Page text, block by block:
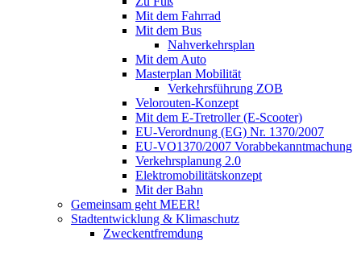
Mit dem Fahrrad
Mit dem Bus
Nahverkehrsplan
Mit dem Auto
Masterplan Mobilität
Verkehrsführung ZOB
Velorouten-Konzept
Mit dem E-Tretroller (E-Scooter)
EU-Verordnung (EG) Nr. 1370/2007
EU-VO1370/2007 Vorabbekanntmachung
Verkehrsplanung 2.0
Elektromobilitätskonzept
Mit der Bahn
Gemeinsam geht MEER!
Stadtentwicklung & Klimaschutz
Zweckentfremdung